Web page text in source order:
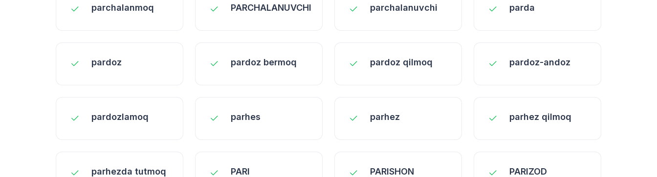
parchalanmoq PARCHALANUVCHI parchalanuvchi parda
pardoz pardoz bermoq pardoz qilmoq pardoz-andoz
pardozlamoq parhes parhez parhez qilmoq
parhezda tutmoq PARI PARISHON PARIZOD